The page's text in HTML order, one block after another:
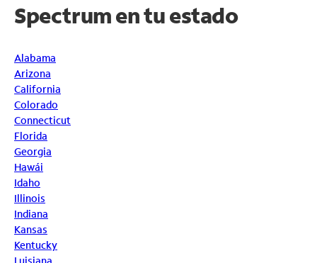
Spectrum en tu estado
Alabama
Arizona
California
Colorado
Connecticut
Florida
Georgia
Hawái
Idaho
Illinois
Indiana
Kansas
Kentucky